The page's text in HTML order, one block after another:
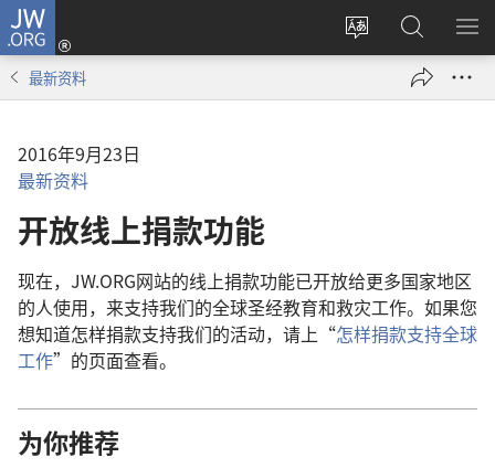
JW.ORG
更
登
录
（打
搜
索
JW.ORG
显
最新资料
2016年9月23日
最新资料
开放线上捐款功能
现在，JW.ORG网站的线上捐款功能已开放给更多国家地区
的人使用，来支持我们的全球圣经教育和救灾工作。如果您
想知道怎样捐款支持我们的活动，请上“怎样捐款支持全球
工作”的页面查看。
为你推荐